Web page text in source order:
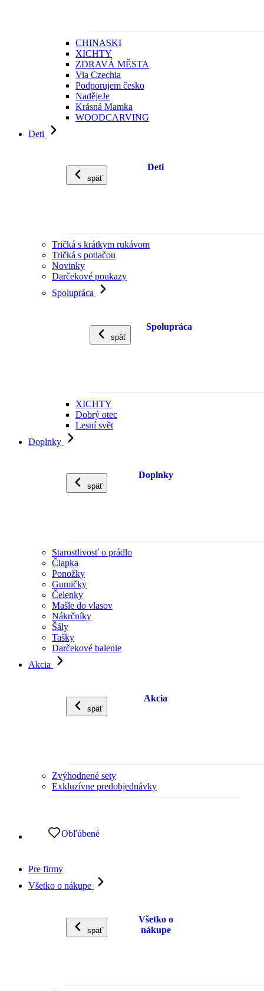
CHINASKI
XICHTY
ZDRAVÁ MĚSTA
Via Czechia
Podporujem česko
NadějeJe
Krásná Mamka
WOODCARVING
Deti
späť
Deti
Tričká s krátkym rukávom
Tričká s potlačou
Novinky
Darčekové poukazy
Spolupráca
späť
Spolupráca
XICHTY
Dobrý otec
Lesní svět
Doplnky
späť
Doplnky
Starostlivosť o prádlo
Čiapka
Ponožky
Gumičky
Čelenky
Mašle do vlasov
Nákrčníky
Šály
Tašky
Darčekové balenie
Akcia
späť
Akcia
Zvýhodnené sety
Exkluzívne predobjednávky
Obľúbené
Pre firmy
Všetko o nákupe
späť
Všetko o
nákupe